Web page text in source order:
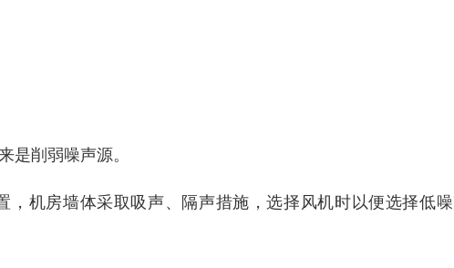
削弱噪声源。
机房墙体采取吸声、隔声措施，选择风机时以便选择低